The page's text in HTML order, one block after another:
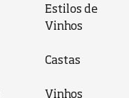
Estilos de
Vinhos
Castas
Vinhos